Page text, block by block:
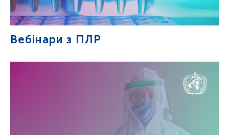
Вебінари з ПЛР